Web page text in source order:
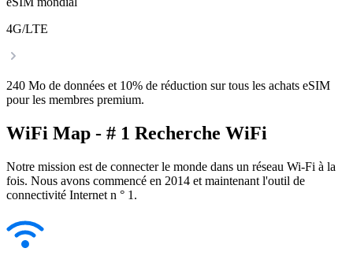
4G/LTE
240 Mo de données et 10% de réduction sur tous les achats eSIM
pour les membres premium.
WiFi Map - # 1 Recherche WiFi
Notre mission est de connecter le monde dans un réseau Wi-Fi à la
fois. Nous avons commencé en 2014 et maintenant l'outil de
connectivité Internet n ° 1.